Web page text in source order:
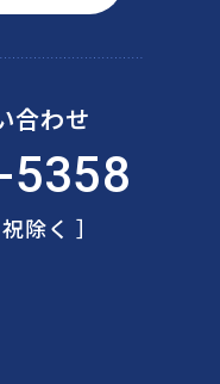
合わせ
除く ］